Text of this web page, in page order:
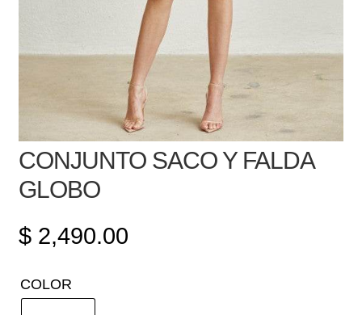
CONJUNTO SACO Y FALDA
GLOBO
$2,490.00
COLOR